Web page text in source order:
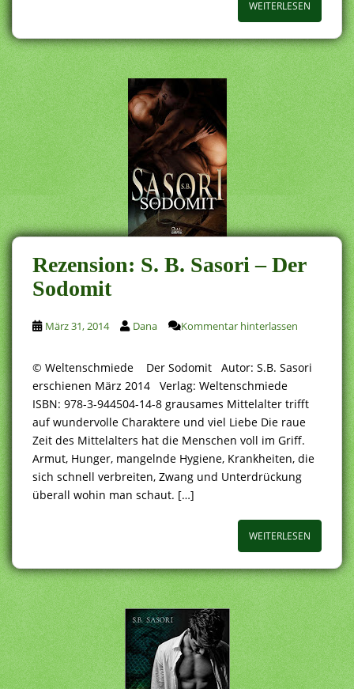
WEITERLESEN
Rezension: S. B. Sasori – Der
Sodomit
März 31, 2014 Dana Kommentar hinterlassen
© Weltenschmiede Der Sodomit Autor: S.B. Sasori
erschienen März 2014 Verlag: Weltenschmiede
ISBN: 978-3-944504-14-8 grausames Mittelalter trifft
auf wundervolle Charaktere und viel Liebe Die raue
Zeit des Mittelalters hat die Menschen voll im Griff.
Armut, Hunger, mangelnde Hygiene, Krankheiten, die
sich schnell verbreiten, Zwang und Unterdrückung
überall wohin man schaut. […]
WEITERLESEN